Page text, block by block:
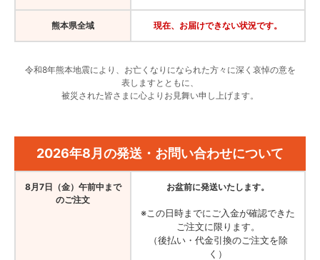
熊本県全域 現在、お届けできない状況です。
令和8年熊本地震により、お亡くなりになられた方々に深く哀悼の意を
表しますとともに、
被災された皆さまに心よりお見舞い申し上げます。
2026年8月の発送・お問い合わせについて
8月7日（金）午前中まで
のご注文
お盆前に発送いたします。
※この日時までにご入金が確認できた
ご注文に限ります。
（後払い・代金引換のご注文を除
く）